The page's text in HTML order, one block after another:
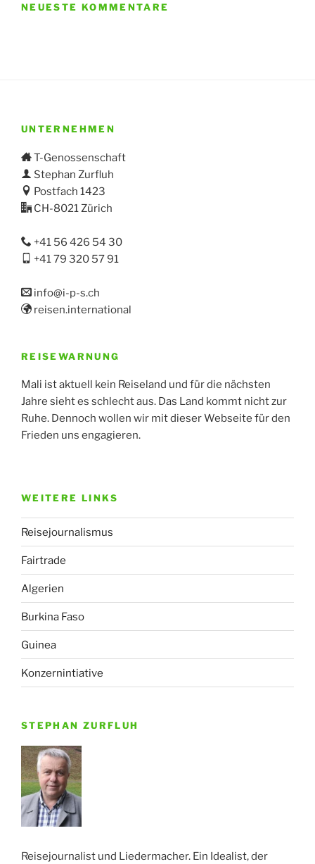
NEUESTE KOMMENTARE
UNTERNEHMEN
T-Genossenschaft
Stephan Zurfluh
Postfach 1423
CH-8021 Zürich
+41 56 426 54 30
+41 79 320 57 91
info@i-p-s.ch
reisen.international
REISEWARNUNG
Mali ist aktuell kein Reiseland und für die nächsten
Jahre sieht es schlecht aus. Das Land kommt nicht zur
Ruhe. Dennoch wollen wir mit dieser Webseite für den
Frieden uns engagieren.
WEITERE LINKS
Reisejournalismus
Fairtrade
Algerien
Burkina Faso
Guinea
Konzernintiative
STEPHAN ZURFLUH
Reisejournalist und Liedermacher. Ein Idealist, der